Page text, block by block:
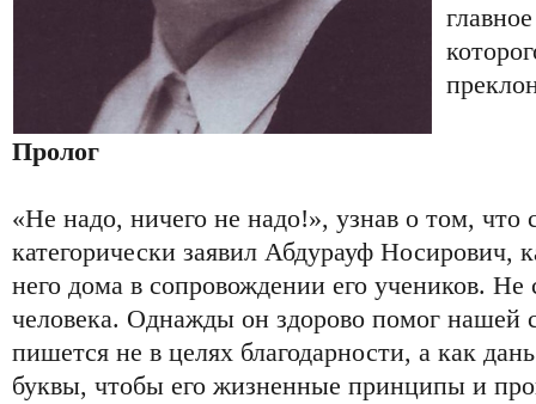
Пролог
«Не надо, ничего не надо!», узнав о том, что
категорически заявил Абдурауф Носирович,
него дома в сопровождении его учеников. Не
человека. Однажды он здорово помог нашей
пишется не в целях благодарности, а как
буквы, чтобы его жизненные принципы и